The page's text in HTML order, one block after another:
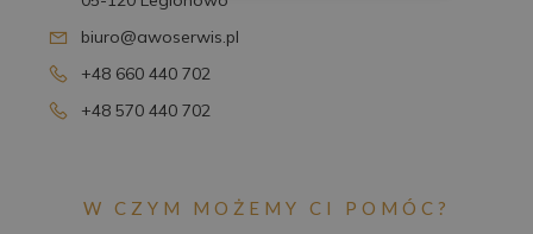
biuro@awoserwis.pl
+48 660 440 702
+48 570 440 702
W CZYM MOŻEMY CI POMÓC?